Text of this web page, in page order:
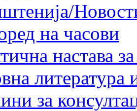
на часови
настава
литература
за